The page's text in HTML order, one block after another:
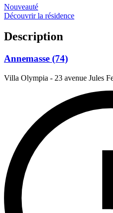
Nouveauté
Découvrir la résidence
Description
Annemasse (74)
Villa Olympia - 23 avenue Jules